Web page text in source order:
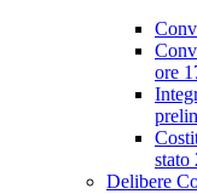
ore
stato
Delibere